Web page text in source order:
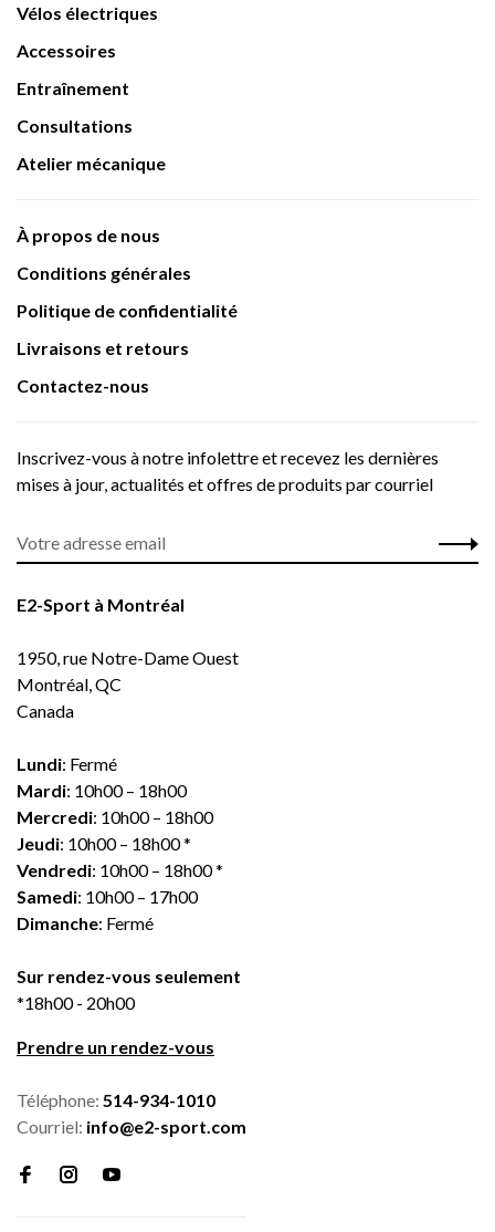
Vélos électriques
Accessoires
Entraînement
Consultations
Atelier mécanique
À propos de nous
Conditions générales
Politique de confidentialité
Livraisons et retours
Contactez-nous
Inscrivez-vous à notre infolettre et recevez les dernières
mises à jour, actualités et offres de produits par courriel
E2-Sport à Montréal
1950, rue Notre-Dame Ouest
Montréal, QC
Canada
Lundi: Fermé
Mardi: 10h00 – 18h00
Mercredi: 10h00 – 18h00
Jeudi: 10h00 – 18h00 *
Vendredi: 10h00 – 18h00 *
Samedi: 10h00 – 17h00
Dimanche: Fermé
Sur rendez-vous seulement
*18h00 - 20h00
Prendre un rendez-vous
Téléphone: 514-934-1010
Courriel: info@e2-sport.com